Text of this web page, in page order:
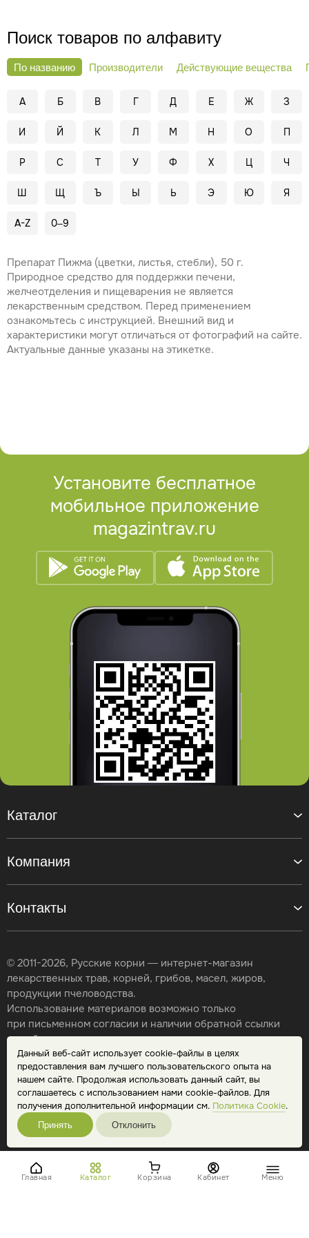
Данный веб-сайт использует cookie-файлы в целях
предоставления вам лучшего пользовательского опыта на
нашем сайте. Продолжая использовать данный сайт, вы
соглашаетесь с использованием нами cookie-файлов. Для
получения дополнительной информации см. Политика Cookie.
Принять Отклонить
Главная Каталог Корзина Кабинет Меню
заменяет профессиональную консультацию врача. Перед
применением рекомендуется проконсультироваться со
специалистом.
Поиск товаров по алфавиту
По названию Производители Действующие вещества
А Б В Г Д Е Ж З
И Й К Л М Н О П
Р С Т У Ф Х Ц Ч
Ш Щ Ъ Ы Ь Э Ю Я
A-Z 0–9
Препарат Пижма (цветки, листья, стебли), 50 г.
Природное средство для поддержки печени,
желчеотделения и пищеварения не является
лекарственным средством. Перед применением
ознакомьтесь с инструкцией. Внешний вид и
характеристики могут отличаться от фотографий на сайте.
Актуальные данные указаны на этикетке.
Установите бесплатное
мобильное приложение
magazintrav.ru
Контакты
Каталог
Компания
© 2011-2026, Русские корни — интернет-магазин
лекарственных трав, корней, грибов, масел, жиров,
продукции пчеловодства.
Использование материалов возможно только
при письменном согласии и наличии обратной ссылки
на сайт.
Карта сайта
Политика конфиденциальности
Публичная оферта
Обработка персональных данных